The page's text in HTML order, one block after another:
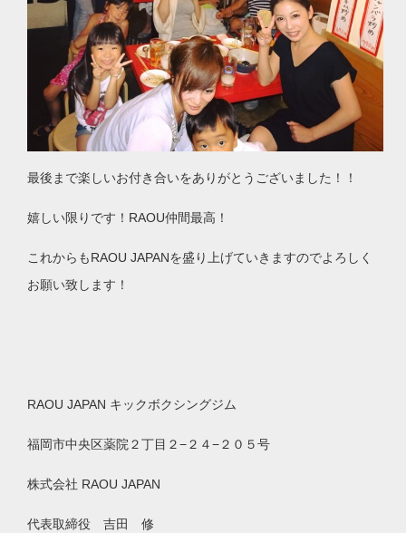
最後まで楽しいお付き合いをありがとうございました！！
嬉しい限りです！RAOU仲間最高！
これからもRAOU JAPANを盛り上げていきますのでよろしく
お願い致します！
RAOU JAPAN キックボクシングジム
福岡市中央区薬院２丁目２−２４−２０５号
株式会社 RAOU JAPAN
代表取締役 吉田 修